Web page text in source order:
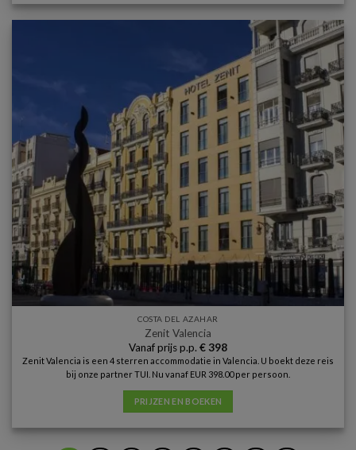
COSTA DEL AZAHAR
Zenit Valencia
Vanaf prijs p.p. € 398
Zenit Valencia is een 4 sterren accommodatie in Valencia. U boekt deze reis
bij onze partner TUI. Nu vanaf EUR 398.00 per persoon.
PRIJZEN EN BOEKEN